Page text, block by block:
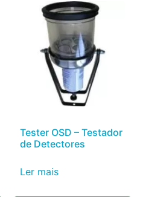
Tester OSD – Testador
de Detectores
Ler mais